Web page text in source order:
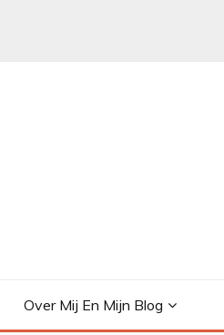
Over Mij En Mijn Blog